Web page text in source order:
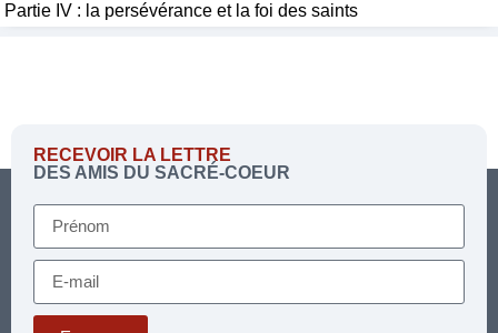
Partie IV : la persévérance et la foi des saints
RECEVOIR LA LETTRE
DES AMIS DU SACRÉ-COEUR